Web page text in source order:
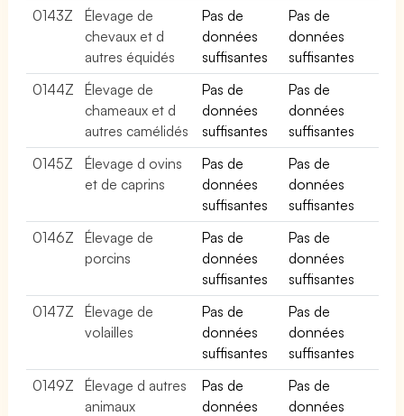
0143Z
Élevage de
chevaux et d
autres équidés
Pas de
données
suffisantes
Pas de
données
suffisantes
0144Z
Élevage de
chameaux et d
autres camélidés
Pas de
données
suffisantes
Pas de
données
suffisantes
0145Z
Élevage d ovins
et de caprins
Pas de
données
suffisantes
Pas de
données
suffisantes
0146Z
Élevage de
porcins
Pas de
données
suffisantes
Pas de
données
suffisantes
0147Z
Élevage de
volailles
Pas de
données
suffisantes
Pas de
données
suffisantes
0149Z
Élevage d autres
animaux
Pas de
données
Pas de
données